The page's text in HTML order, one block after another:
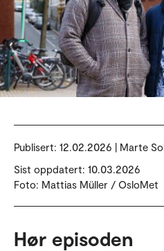
Publisert: 12.02.2026 | Marte
Sist oppdatert: 10.03.2026
Foto: Mattias Müller / OsloMet
Hør episoden